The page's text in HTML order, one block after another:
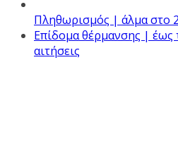
Πληθωρισμός | άλμα στο
Επίδομα θέρμανσης | έως
αιτήσεις